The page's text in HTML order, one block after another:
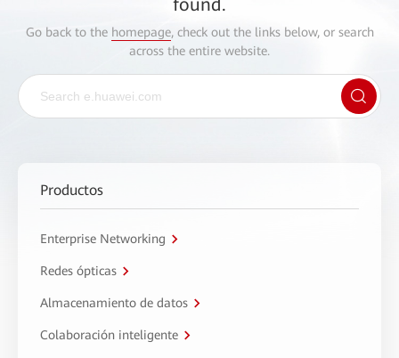
found.
Go back to the homepage, check out the links below, or search
across the entire website.
Productos
Enterprise Networking
Redes ópticas
Almacenamiento de datos
Colaboración inteligente